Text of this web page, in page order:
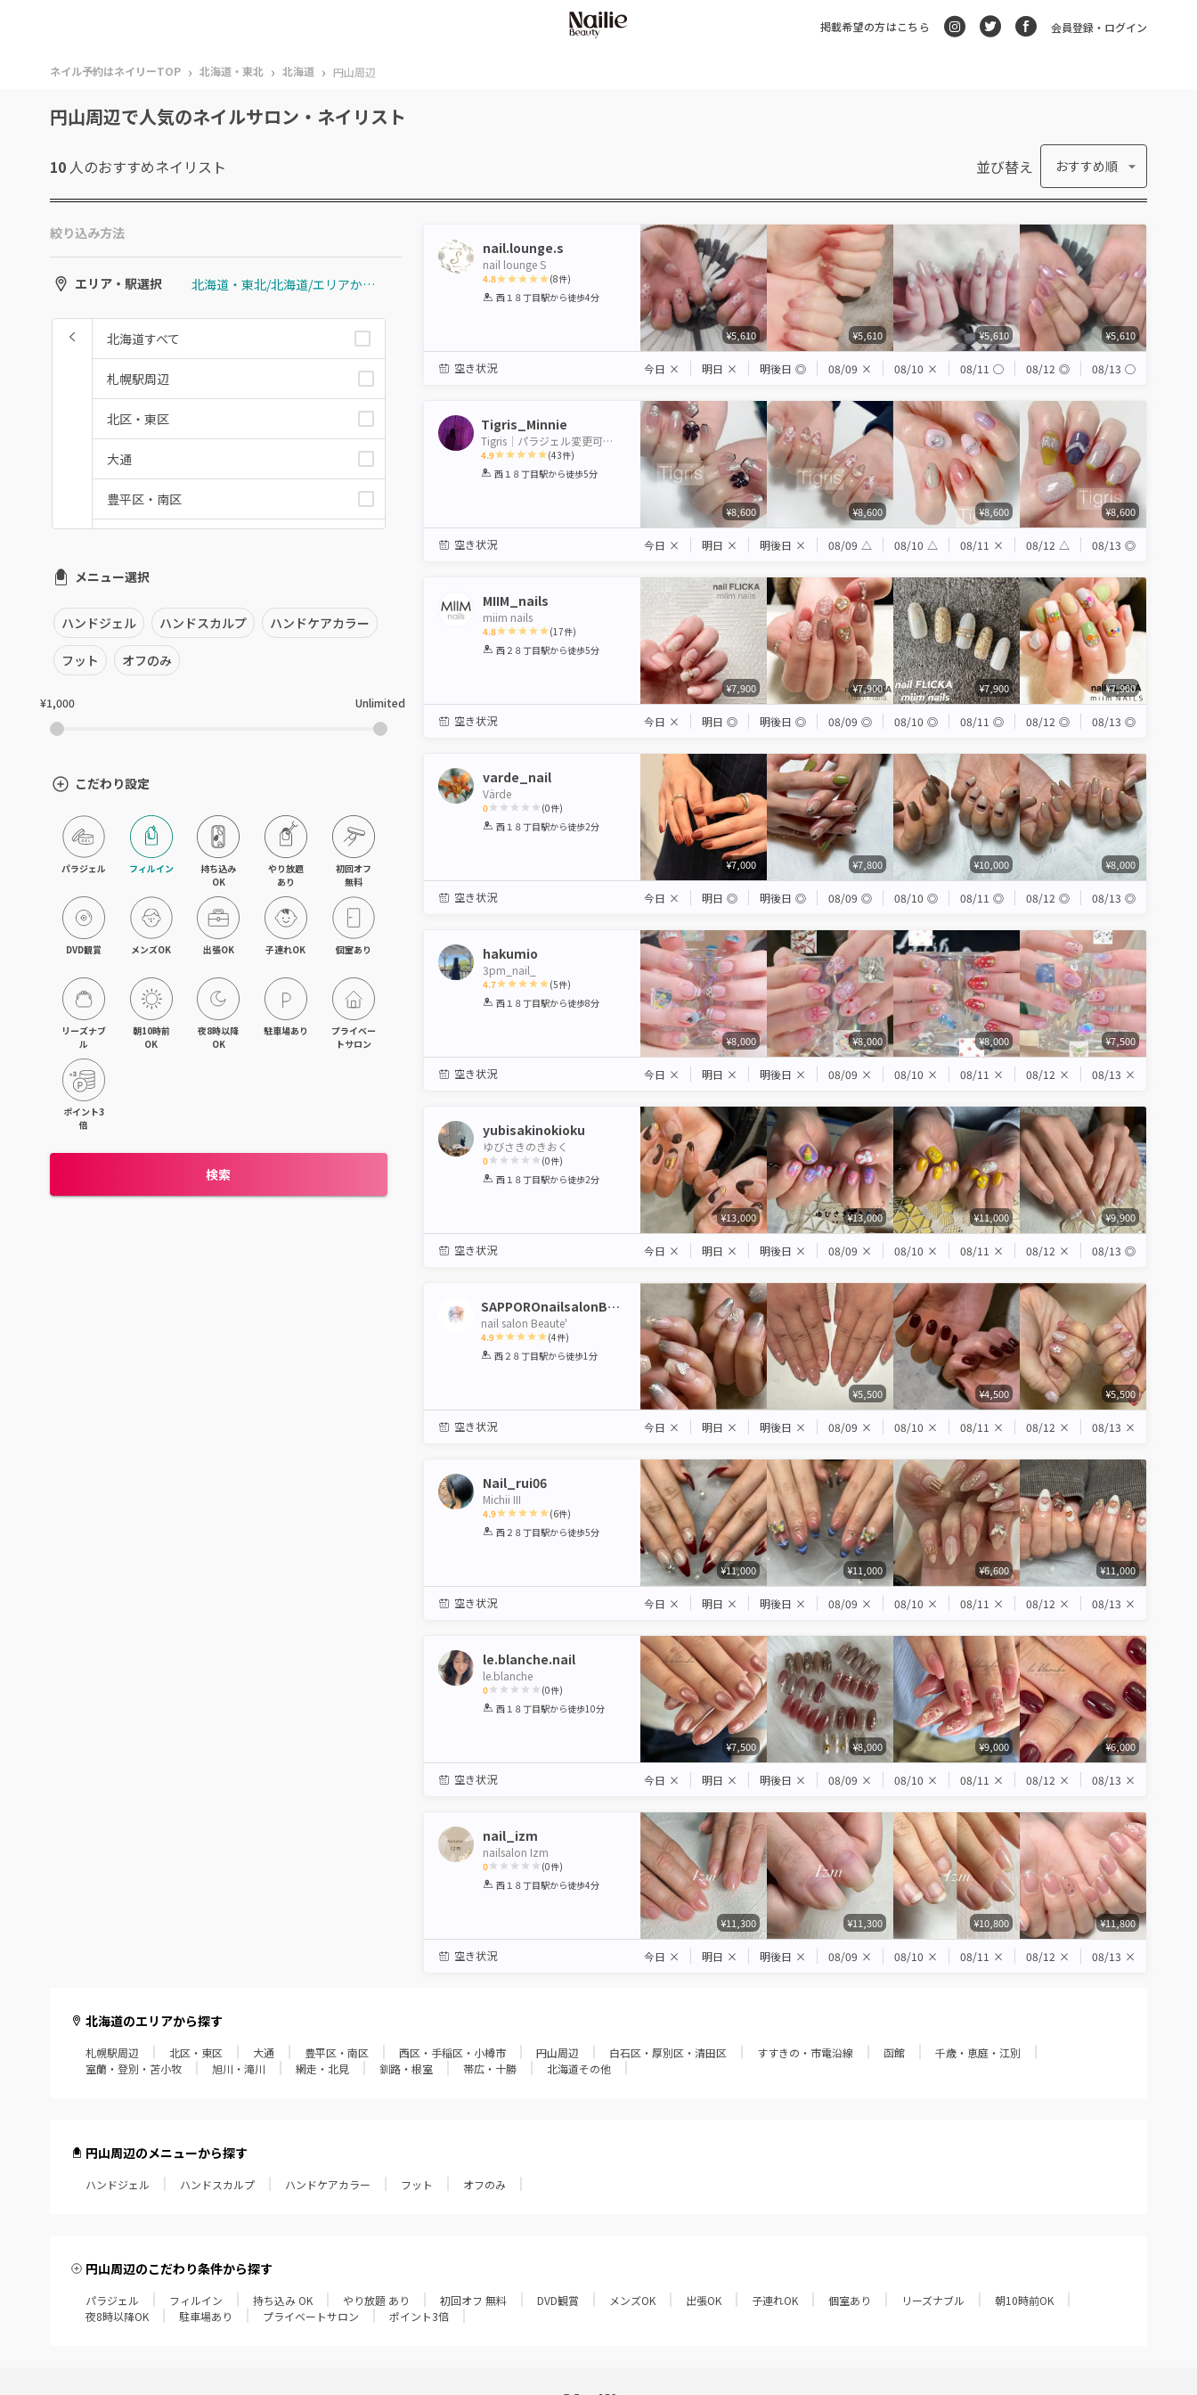
掲載希望の方はこちら 会員登録・ログイン
ネイル予約はネイリーTOP › 北海道・東北 › 北海道 › 円山周辺
円山周辺で人気のネイルサロン・ネイリスト
10 人のおすすめネイリスト 並び替え おすすめ順
絞り込み方法
エリア・駅選択 北海道・東北/北海道/エリアから選ぶ/円山周辺
北海道すべて
札幌駅周辺
北区・東区
大通
豊平区・南区
円山周辺
白石区・厚別区・清田区
すすきの・市電沿線
室蘭・登別・苫小牧
旭川・滝川
網走・北見
釧路・根室
帯広・十勝
北海道その他
メニュー選択
ハンドジェル ハンドスカルプ ハンドケアカラー
フット オフのみ
¥1,000 Unlimited
こだわり設定
パラジェル フィルイン
持ち込み
OK
やり放題
あり
初回オフ
無料
DVD観賞 メンズOK 出張OK 子連れOK 個室あり
リーズナブ
ル
朝10時前
OK
夜8時以降
OK
駐車場あり
プライベー
トサロン
ポイント3
倍
検索
nail.lounge.s
nail lounge S
4.8
1 2 3 4 5
(8件)
西１８丁目駅から徒歩4分
¥5,610 ¥5,610 ¥5,610 ¥5,610
空き状況 今日 × 明日 × 明後日 ◎ 08/09 × 08/10 × 08/11 ◯ 08/12 ◎ 08/13 ◯
Tigris_Minnie
Tigris┊︎パラジェル変更可能＆メンズOK
4.9
1 2 3 4 5
(43件)
西１８丁目駅から徒歩5分
¥8,600 ¥8,600 ¥8,600 ¥8,600
空き状況 今日 × 明日 × 明後日 × 08/09 △ 08/10 △ 08/11 × 08/12 △ 08/13 ◎
MIIM_nails
miim nails
4.8
1 2 3 4 5
(17件)
西２８丁目駅から徒歩5分
¥7,900 ¥7,900 ¥7,900 ¥7,900
空き状況 今日 × 明日 ◎ 明後日 ◎ 08/09 ◎ 08/10 ◎ 08/11 ◎ 08/12 ◎ 08/13 ◎
varde_nail
Värde
0
1 2 3 4 5
(0件)
西１８丁目駅から徒歩2分
¥7,000 ¥7,800 ¥10,000 ¥8,000
空き状況 今日 × 明日 ◎ 明後日 ◎ 08/09 ◎ 08/10 ◎ 08/11 ◎ 08/12 ◎ 08/13 ◎
hakumio
3pm_nail_
4.7
1 2 3 4 5
(5件)
西１８丁目駅から徒歩8分
¥8,000 ¥8,000 ¥8,000 ¥7,500
空き状況 今日 × 明日 × 明後日 × 08/09 × 08/10 × 08/11 × 08/12 × 08/13 ×
yubisakinokioku
ゆびさきのきおく
0
1 2 3 4 5
(0件)
西１８丁目駅から徒歩2分
¥13,000 ¥13,000 ¥11,000 ¥9,900
空き状況 今日 × 明日 × 明後日 × 08/09 × 08/10 × 08/11 × 08/12 × 08/13 ◎
SAPPOROnailsalonBEAUTE
nail salon Beaute'
4.9
1 2 3 4 5
(4件)
西２８丁目駅から徒歩1分
¥5,500 ¥4,500 ¥5,500
空き状況 今日 × 明日 × 明後日 × 08/09 × 08/10 × 08/11 × 08/12 × 08/13 ×
Nail_rui06
Michii III
4.9
1 2 3 4 5
(6件)
西２８丁目駅から徒歩5分
¥11,000 ¥11,000 ¥6,600 ¥11,000
空き状況 今日 × 明日 × 明後日 × 08/09 × 08/10 × 08/11 × 08/12 × 08/13 ×
le.blanche.nail
le.blanche
0
1 2 3 4 5
(0件)
西１８丁目駅から徒歩10分
¥7,500 ¥8,000 ¥9,000 ¥6,000
空き状況 今日 × 明日 × 明後日 × 08/09 × 08/10 × 08/11 × 08/12 × 08/13 ×
nail_izm
nailsalon Izm
0
1 2 3 4 5
(0件)
西１８丁目駅から徒歩4分
¥11,300 ¥11,300 ¥10,800 ¥11,800
空き状況 今日 × 明日 × 明後日 × 08/09 × 08/10 × 08/11 × 08/12 × 08/13 ×
北海道のエリアから探す
札幌駅周辺 北区・東区 大通 豊平区・南区 西区・手稲区・小樽市 円山周辺 白石区・厚別区・清田区 すすきの・市電沿線 函館
千歳・恵庭・江別
室蘭・登別・苫小牧
旭川・滝川 網走・北見 釧路・根室 帯広・十勝 北海道その他
円山周辺のメニューから探す
ハンドジェル ハンドスカルプ ハンドケアカラー フット オフのみ
円山周辺のこだわり条件から探す
パラジェル フィルイン 持ち込み OK やり放題 あり 初回オフ 無料 DVD観賞 メンズOK 出張OK 子連れOK 個室あり リーズナブル
朝10時前OK
夜8時以降OK
駐車場あり プライベートサロン ポイント3倍